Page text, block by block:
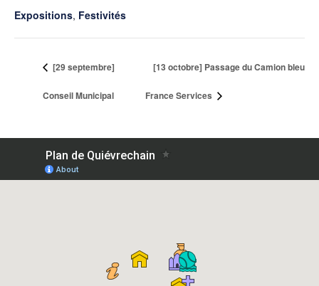
Expositions, Festivités
[29 septembre]
Conseil Municipal
[13 octobre] Passage du Camion bleu
France Services